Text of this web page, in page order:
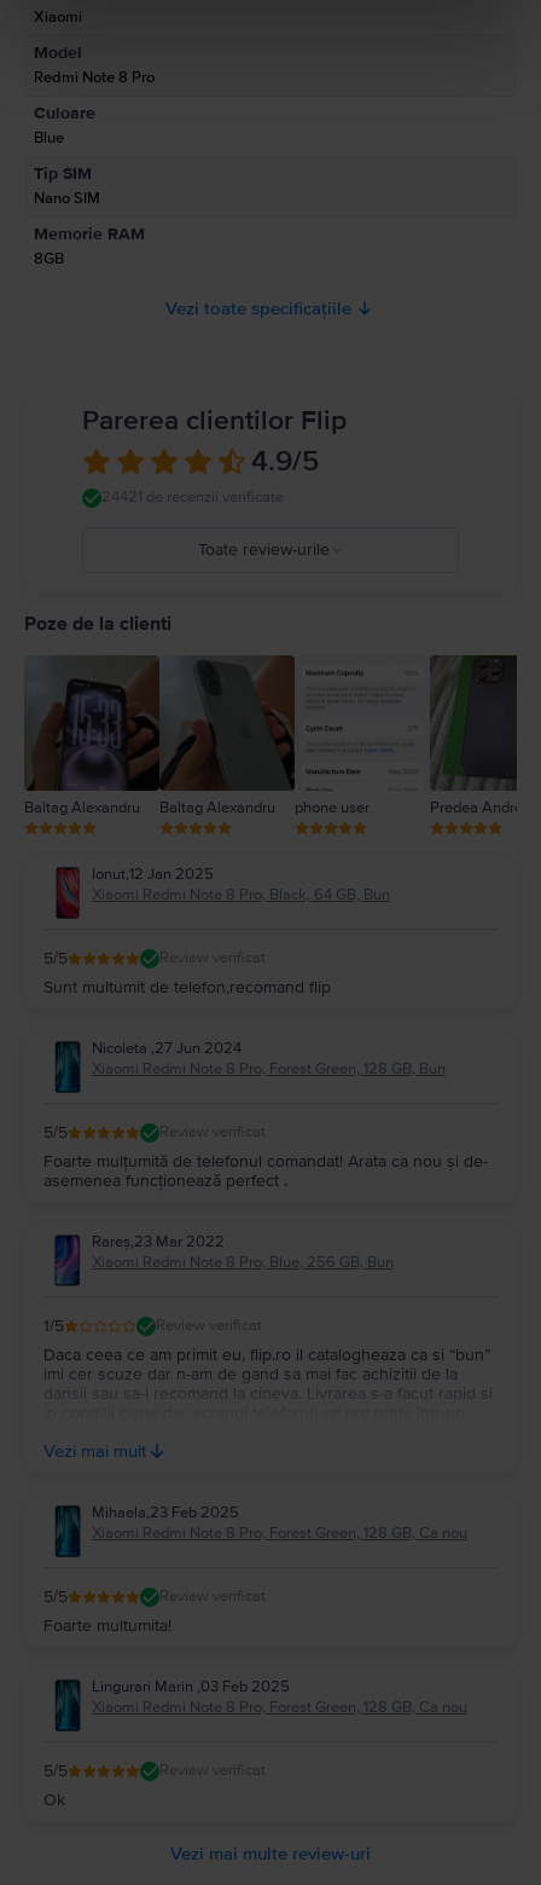
Informatii siguranta produs
Informatii privind avertismentele de siguranta cu privire la produs.
Momentan, informatiile despre siguranta produsului nu sunt disponibile.
Xiaomi
Model
Redmi Note 8 Pro
Culoare
Blue
Tip SIM
Nano SIM
Memorie RAM
8GB
Vezi toate specificațiile
Parerea clientilor Flip
4.9/5
24421 de recenzii verificate
Toate review-urile
Poze de la clienti
Baltag Alexandru Baltag Alexandru phone user Predea Andreea
Ionut,12 Jan 2025
Xiaomi Redmi Note 8 Pro, Black, 64 GB, Bun
5/5 Review verificat
Sunt multumit de telefon,recomand flip
Nicoleta ,27 Jun 2024
Xiaomi Redmi Note 8 Pro, Forest Green, 128 GB, Bun
5/5 Review verificat
Foarte mulțumită de telefonul comandat! Arata ca nou și de-
asemenea funcționează perfect .
Rareș,23 Mar 2022
Xiaomi Redmi Note 8 Pro, Blue, 256 GB, Bun
1/5 Review verificat
Daca ceea ce am primit eu, flip.ro il catalogheaza ca si “bun”
imi cer scuze dar n-am de gand sa mai fac achizitii de la
dansii sau sa-i recomand la cineva. Livrarea s-a facut rapid si
din sticla display-ului
Vezi mai mult
Mihaela,23 Feb 2025
Xiaomi Redmi Note 8 Pro, Forest Green, 128 GB, Ca nou
5/5 Review verificat
Foarte multumita!
Lingurari Marin ,03 Feb 2025
Xiaomi Redmi Note 8 Pro, Forest Green, 128 GB, Ca nou
5/5 Review verificat
Ok
Vezi mai multe review-uri